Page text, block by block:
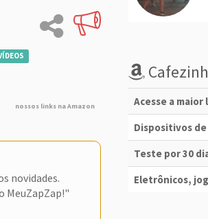
nossos links na Amazon
novidades.
MeuZapZap!"
Acesse a
Dispositivos
Teste por 30
Eletrônicos,